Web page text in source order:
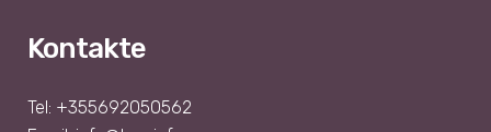
Kontakte
Tel: +355692050562